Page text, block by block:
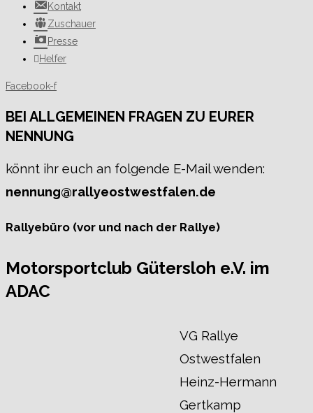
Kontakt
Zuschauer
Presse
Helfer
Facebook-f
BEI ALLGEMEINEN FRAGEN ZU EURER
NENNUNG
könnt ihr euch an folgende E-Mail wenden:
nennung@rallyeostwestfalen.de
Rallyebüro (vor und nach der Rallye)
Motorsportclub Gütersloh e.V. im
ADAC
VG Rallye
Ostwestfalen
Heinz-Hermann
Gertkamp